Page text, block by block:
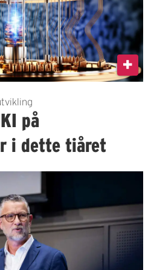
på
i dette tiåret